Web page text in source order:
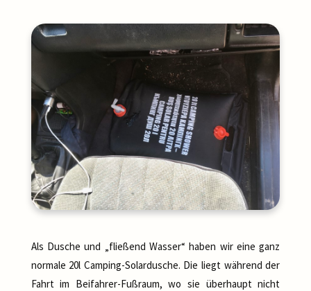
Als Dusche und „fließend Wasser“ haben wir eine ganz
normale 20l Camping-Solardusche. Die liegt während der
Fahrt im Beifahrer-Fußraum, wo sie überhaupt nicht